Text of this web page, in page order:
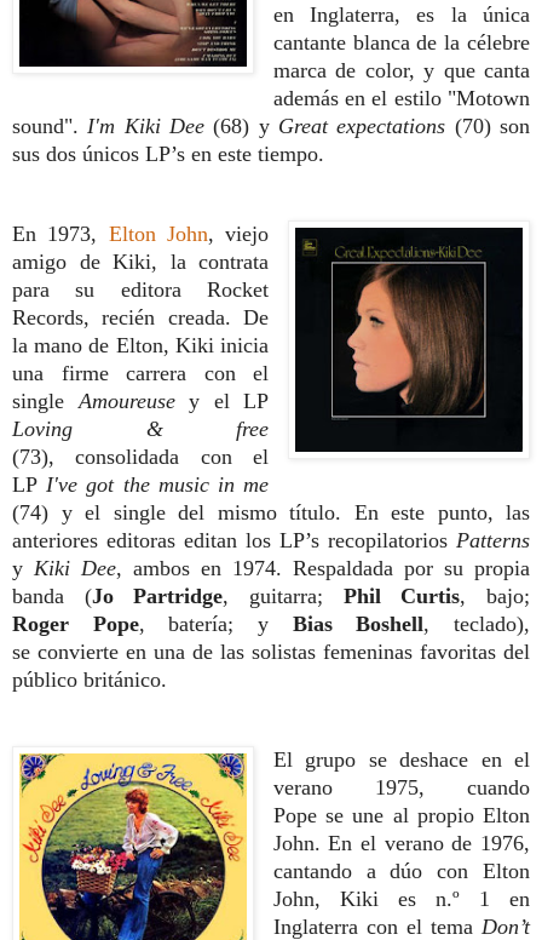
enInglaterra, es la única
cantante blanca dela célebre
marca de color, y que canta
además en el estilo "Motown
sound". I'm Kiki Dee (68) y Great expectations (70) son
sus dos únicos LP’s en este tiempo.
En 1973, Elton John, viejo
amigo de Kiki, la contrata
para su editora Rocket
Records, recién creada. De
la mano de Elton, Kiki inicia
una firme carrera con el
single Amoureusey el LP
Loving & free
(73),consolidada con el
LP I've got the music in me
(74) y el single del mismo título. En este punto, las
anteriores editoras editan los LP’s recopilatorios Patterns
y Kiki Dee, ambos en 1974. Respaldada por su propia
banda (JoPartridge, guitarra; Phil Curtis, bajo;
Roger Pope, batería; y Bias Boshell, teclado),
se convierte en una de las solistas femeninas favoritas del
público británico.
El grupo sedeshace en el
verano 1975, cuando
Popese une al propio Elton
John. En el veranode 1976,
cantando a dúo con Elton
John, Kiki es n.º 1 en
Inglaterra con el tema Don’t